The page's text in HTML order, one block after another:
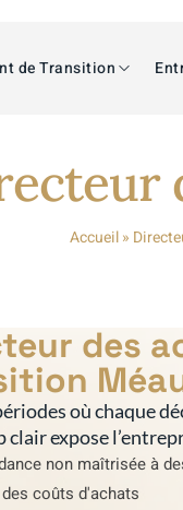
de Transition
Accueil»
des
où chaque
clair expose
non maîtrisée à
coûts d'achats